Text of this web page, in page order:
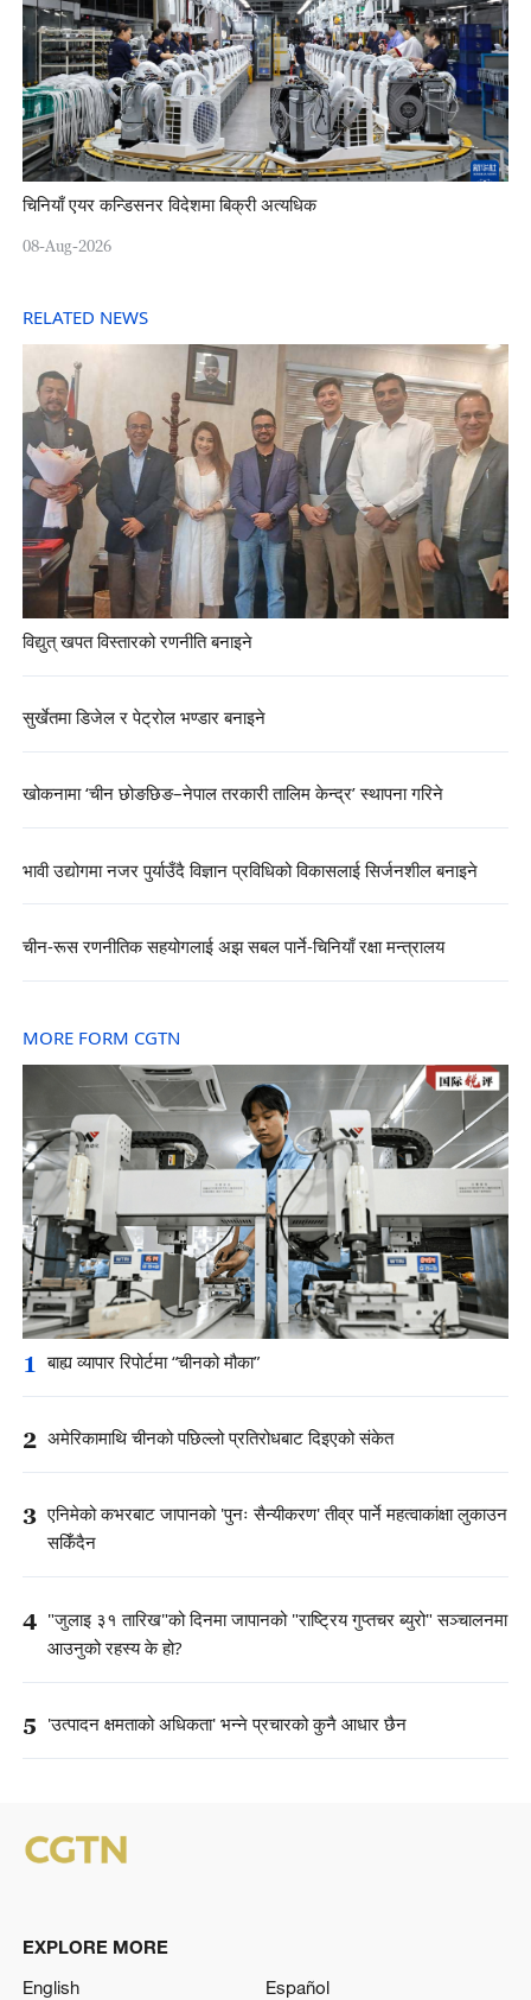
चिनियाँ एयर कन्डिसनर विदेशमा बिक्री अत्यधिक
08-Aug-2026
RELATED NEWS
विद्युत् खपत विस्तारको रणनीति बनाइने
सुर्खेतमा डिजेल र पेट्रोल भण्डार बनाइने
खोकनामा ‘चीन छोङछिङ–नेपाल तरकारी तालिम केन्द्र’ स्थापना गरिने
भावी उद्योगमा नजर पुर्याउँदै विज्ञान प्रविधिको विकासलाई सिर्जनशील बनाइने
चीन-रूस रणनीतिक सहयोगलाई अझ सबल पार्ने-चिनियाँ रक्षा मन्त्रालय
MORE FORM CGTN
1 बाह्य व्यापार रिपोर्टमा “चीनको मौका”
2 अमेरिकामाथि चीनको पछिल्लो प्रतिरोधबाट दिइएको संकेत
3 एनिमेको कभरबाट जापानको 'पुनः सैन्यीकरण' तीव्र पार्ने महत्वाकांक्षा लुकाउन
सकिँदैन
4 "जुलाइ ३१ तारिख"को दिनमा जापानको "राष्ट्रिय गुप्तचर ब्युरो" सञ्चालनमा
आउनुको रहस्य के हो?
5 'उत्पादन क्षमताको अधिकता' भन्ने प्रचारको कुनै आधार छैन
EXPLORE MORE
English
Español